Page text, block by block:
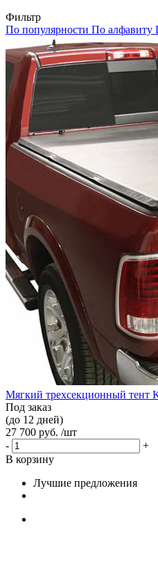
Фильтр
По популярности По алфавиту
Мягкий трехсекционный тент
Под заказ
(до 12 дней)
27 700 руб. /шт
-
+
В корзину
Лучшие предложения